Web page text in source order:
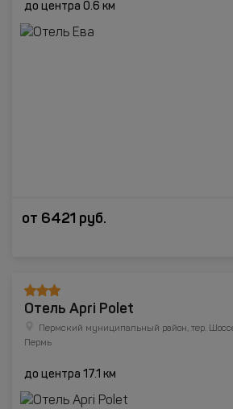
до центра 0.6 км
от 6421 руб.
Отель Apri Polet
Пермский муниципальный район, тер.
Пермь
до центра 17.1 км